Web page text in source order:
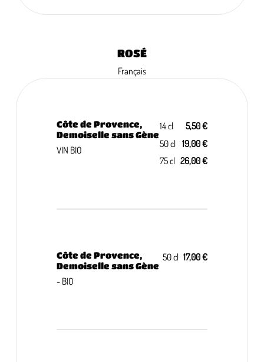
ROSÉ
Français
Côte de Provence,
Demoiselle sans Gène
VIN BIO
14 cl
5,50 €
50 cl 19,00 €
75 cl 26,00 €
Côte de Provence,
Demoiselle sans Gène
- BIO
50 cl 17,00 €